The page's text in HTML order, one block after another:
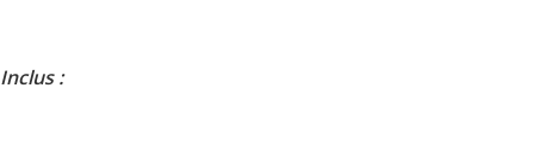
Inclus :